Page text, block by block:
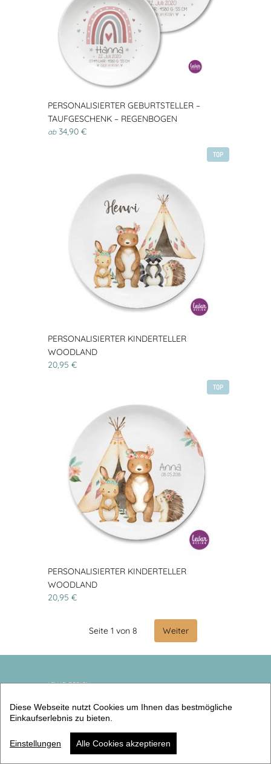
PERSONALISIERTER GEBURTSTELLER –
TAUFGESCHENK – REGENBOGEN
ab34,90 €
TOP
PERSONALISIERTER KINDERTELLER
WOODLAND
20,95 €
TOP
PERSONALISIERTER KINDERTELLER
WOODLAND
20,95 €
Seite 1 von 8 Weiter
LEVAR DESIGN
Gilda Handke-Levar
Grafenberger Allee 277-287
40237 Düsseldorf
Deutschland
Diese Webseite nutzt Cookies um Ihnen das bestmögliche
Einkaufserlebnis zu bieten.
Einstellungen Alle Cookies akzeptieren